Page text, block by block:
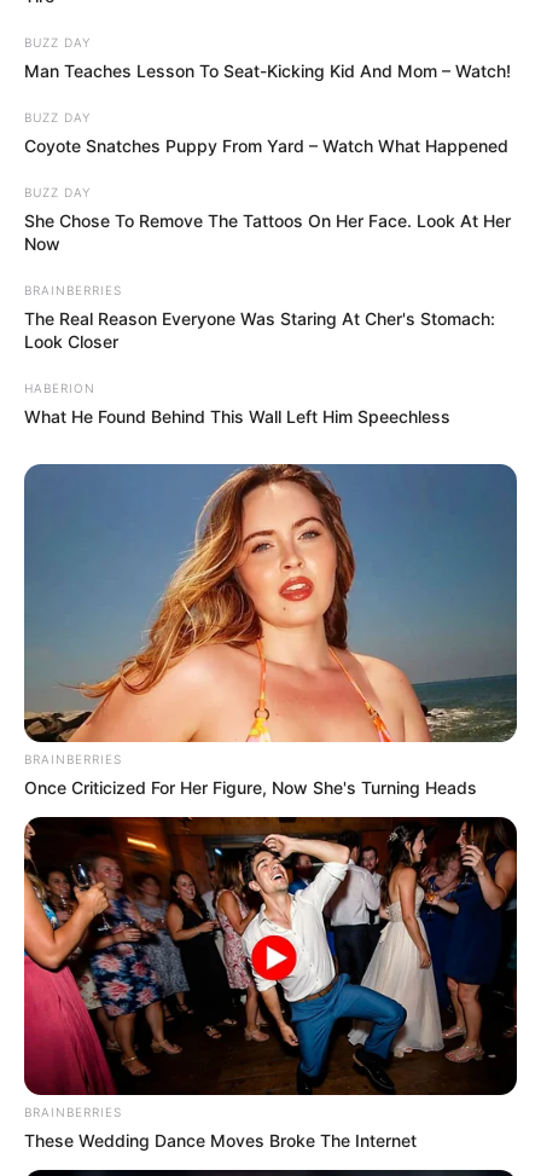
BUZZ DAY
Man Teaches Lesson To Seat-Kicking Kid And Mom – Watch!
BUZZ DAY
Coyote Snatches Puppy From Yard – Watch What Happened
BUZZ DAY
She Chose To Remove The Tattoos On Her Face. Look At Her
Now
BRAINBERRIES
The Real Reason Everyone Was Staring At Cher's Stomach:
Look Closer
HABERION
What He Found Behind This Wall Left Him Speechless
BRAINBERRIES
Once Criticized For Her Figure, Now She's Turning Heads
BRAINBERRIES
These Wedding Dance Moves Broke The Internet